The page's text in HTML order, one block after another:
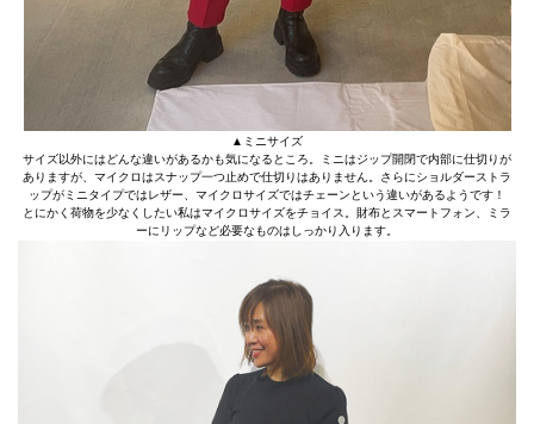
▲ミニサイズ
サイズ以外にはどんな違いがあるかも気になるところ。ミニはジップ開閉で内部に仕切りが
ありますが、マイクロはスナップ一つ止めで仕切りはありません。さらにショルダーストラ
ップがミニタイプではレザー、マイクロサイズではチェーンという違いがあるようです！
とにかく荷物を少なくしたい私はマイクロサイズをチョイス。財布とスマートフォン、ミラ
ーにリップなど必要なものはしっかり入ります。